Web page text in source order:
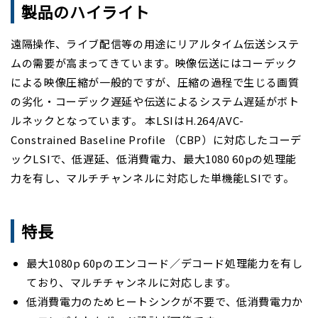
株式について
株主総会
電子公告
決算公告
IRお問合せ
よくあるご質問
免責事項
製品のハイライト
遠隔操作、ライブ配信等の用途にリアルタイム伝送システ
ムの需要が高まってきています。映像伝送にはコーデック
による映像圧縮が一般的ですが、圧縮の過程で生じる画質
の劣化・コーデック遅延や伝送によるシステム遅延がボト
ルネックとなっています。 本LSIはH.264/AVC-
Constrained Baseline Profile （CBP）に対応したコーデ
ックLSIで、低遅延、低消費電力、最大1080 60pの処理能
力を有し、マルチチャンネルに対応した単機能LSIです。
特長
最大1080p 60pのエンコード／デコード処理能力を有し
ており、マルチチャンネルに対応します。
低消費電力のためヒートシンクが不要で、低消費電力か